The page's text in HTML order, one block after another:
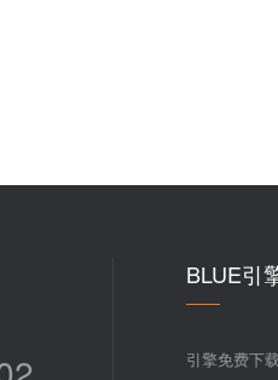
BLUE引
引擎免费下